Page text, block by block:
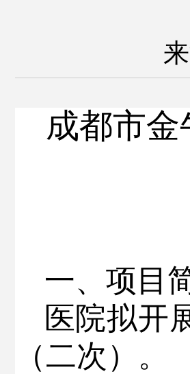
成都市
一、项目
医院拟开
（二次） 。